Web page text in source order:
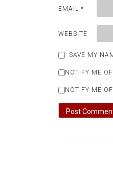
EMAIL *
WEBSITE
SAVE MY
NOTIFY ME
NOTIFY ME